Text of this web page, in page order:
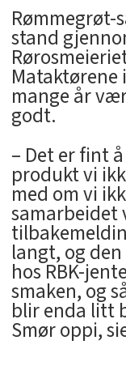
Rømmegrøt-
stand
Mataktørene
mange år
godt.
– Det er fint
produkt vi
med om vi
samarbeidet
langt, og
hos RBK-
smaken, og
blir enda litt
Smør oppi,